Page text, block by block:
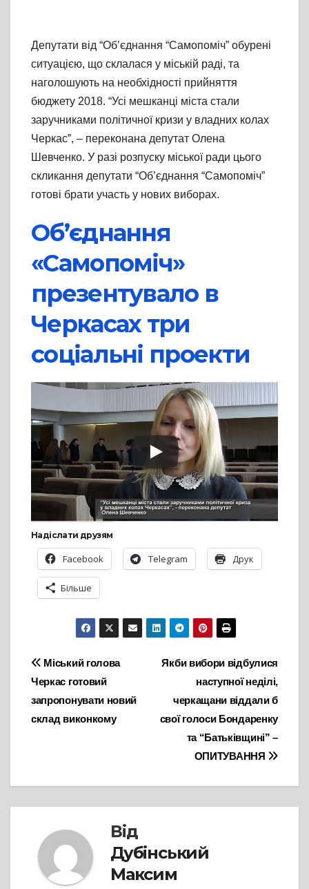
Депутати від “Об’єднання “Самопоміч” обурені
ситуацією, що склалася у міській раді, та
наголошують на необхідності прийняття
бюджету 2018. “Усі мешканці міста стали
заручниками політичної кризи у владних колах
Черкас”, – переконана депутат Олена
Шевченко. У разі розпуску міської ради цього
скликання депутати “Об’єднання “Самопоміч”
готові брати участь у нових виборах.
Об’єднання
«Самопоміч»
презентувало в
Черкасах три
соціальні проекти
Надіслати друзям
Facebook Telegram Друк
Більше
Навігація
записів
Якби вибори відбулися
наступної неділі,
черкащани віддали б
свої голоси Бондаренку
та “Батьківщині” –
ОПИТУВАННЯ
Міський голова
Черкас готовий
запропонувати новий
склад виконкому
Від
Дубінський
Максим